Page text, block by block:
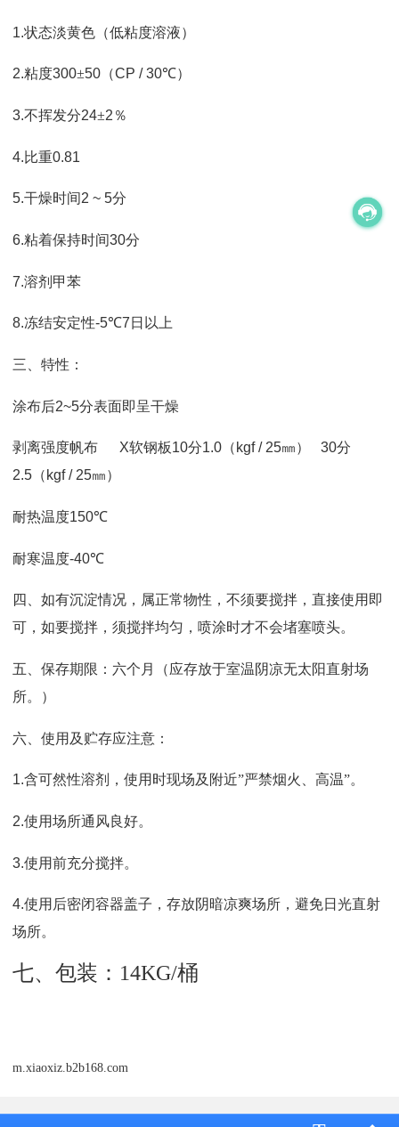
1.状态淡黄色 （低粘度溶液）
2.粘度300±50 （CP / 30℃）
3.不挥发分24±2 ％
4.比重0.81
5.干燥时间2 ~ 5分
6.粘着保持时间30分
7.溶剂甲苯
8.冻结安定性-5℃7 日以上
三、特性 ：
涂布后2~5分表面即呈干燥
剥离强度帆布X软钢板10分1.0 （ kgf / 25㎜）30分
2.5 （ kgf / 25㎜）
耐热温度150℃
耐寒温度-40℃
四、如有沉淀情况 ， 属正常物性 ，不须要搅拌 ，直接使用即
可 ，如要搅拌 ，须搅拌均匀 ，喷涂时才不会堵塞喷头。
五、保存期限 ： 六个月 （应存放于室温阴凉无太阳直射场
所。）
六、使用及贮存应注意 ：
1.含可然性溶剂 ，使用时现场及附近”严禁烟火、高温”。
2.使用场所通风良好。
3.使用前充分搅拌。
4.使用后密闭容器盖子 ，存放阴暗凉爽场所 ，避免日光直射
场所。
七、包装：14KG/桶
m.xiaoxiz.b2b168.com